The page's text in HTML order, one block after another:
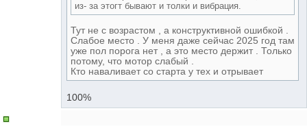
из- за этогт бывают и толки и вибрация.
Тут не с возрастом , а конструктивной ошибкой .
Слабое место . У меня даже сейчас 2025 год там
уже пол порога нет , а это место держит . Только
потому, что мотор слабый .
Кто наваливает со старта у тех и отрывает
100%